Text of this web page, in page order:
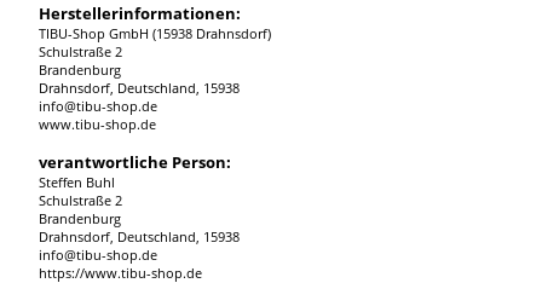
Herstellerinformationen:
TIBU-Shop GmbH (15938 Drahnsdorf)
Schulstraße 2
Brandenburg
Drahnsdorf, Deutschland, 15938
info@tibu-shop.de
www.tibu-shop.de
verantwortliche Person:
Steffen Buhl
Schulstraße 2
Brandenburg
Drahnsdorf, Deutschland, 15938
info@tibu-shop.de
https://www.tibu-shop.de